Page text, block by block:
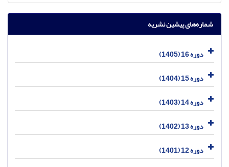
شماره‌های پیشین نشریه
دوره 16 (1405)
دوره 15 (1404)
دوره 14 (1403)
دوره 13 (1402)
دوره 12 (1401)